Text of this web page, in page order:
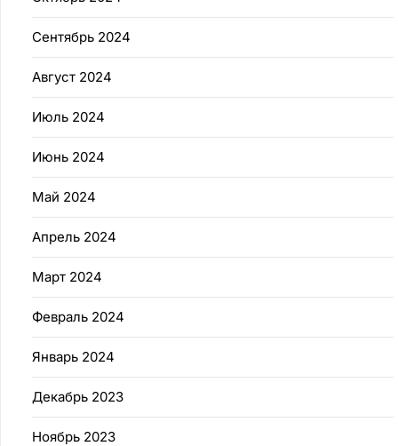
Сентябрь 2024
Август 2024
Июль 2024
Июнь 2024
Май 2024
Апрель 2024
Март 2024
Февраль 2024
Январь 2024
Декабрь 2023
Ноябрь 2023